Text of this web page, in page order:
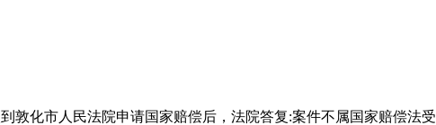
化市人民法院申请国家赔偿后，法院答复:案件不属国家赔偿法